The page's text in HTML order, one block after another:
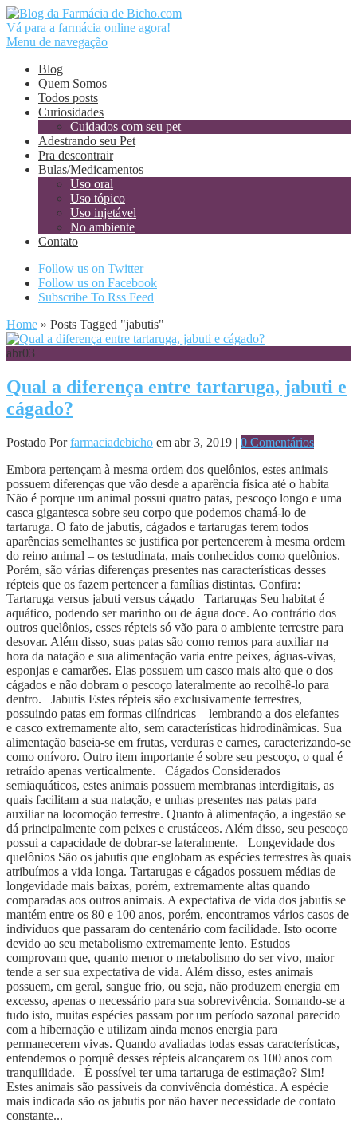
Vá para a farmácia online agora!
Menu de navegação
Blog
Quem Somos
Todos posts
Curiosidades
Cuidados com seu pet
Adestrando seu Pet
Pra descontrair
Bulas/Medicamentos
Uso oral
Uso tópico
Uso injetável
No ambiente
Contato
Follow us on Twitter
Follow us on Facebook
Subscribe To Rss Feed
Home » Posts Tagged "jabutis"
abr03
Qual a diferença entre tartaruga, jabuti e
cágado?
Postado Porfarmaciadebicho em abr 3, 2019 | 0 Comentários
Embora pertençam à mesma ordem dos quelônios, estes animais
possuem diferenças que vão desde a aparência física até o habita
Não é porque um animal possui quatro patas, pescoço longo e uma
casca gigantesca sobre seu corpo que podemos chamá-lo de
tartaruga. O fato de jabutis, cágados e tartarugas terem todos
aparências semelhantes se justifica por pertencerem à mesma ordem
do reino animal – os testudinata, mais conhecidos como quelônios.
Porém, são várias diferenças presentes nas características desses
répteis que os fazem pertencer a famílias distintas. Confira:
Tartaruga versus jabuti versus cágado Tartarugas Seu habitat é
aquático, podendo ser marinho ou de água doce. Ao contrário dos
outros quelônios, esses répteis só vão para o ambiente terrestre para
desovar. Além disso, suas patas são como remos para auxiliar na
hora da natação e sua alimentação varia entre peixes, águas-vivas,
esponjas e camarões. Elas possuem um casco mais alto que o dos
cágados e não dobram o pescoço lateralmente ao recolhê-lo para
dentro. Jabutis Estes répteis são exclusivamente terrestres,
possuindo patas em formas cilíndricas – lembrando a dos elefantes –
e casco extremamente alto, sem características hidrodinâmicas. Sua
alimentação baseia-se em frutas, verduras e carnes, caracterizando-se
como onívoro. Outro item importante é sobre seu pescoço, o qual é
retraído apenas verticalmente. Cágados Considerados
semiaquáticos, estes animais possuem membranas interdigitais, as
quais facilitam a sua natação, e unhas presentes nas patas para
auxiliar na locomoção terrestre. Quanto à alimentação, a ingestão se
dá principalmente com peixes e crustáceos. Além disso, seu pescoço
possui a capacidade de dobrar-se lateralmente. Longevidade dos
quelônios São os jabutis que englobam as espécies terrestres às quais
atribuímos a vida longa. Tartarugas e cágados possuem médias de
longevidade mais baixas, porém, extremamente altas quando
comparadas aos outros animais. A expectativa de vida dos jabutis se
mantém entre os 80 e 100 anos, porém, encontramos vários casos de
indivíduos que passaram do centenário com facilidade. Isto ocorre
devido ao seu metabolismo extremamente lento. Estudos
comprovam que, quanto menor o metabolismo do ser vivo, maior
tende a ser sua expectativa de vida. Além disso, estes animais
possuem, em geral, sangue frio, ou seja, não produzem energia em
excesso, apenas o necessário para sua sobrevivência. Somando-se a
tudo isto, muitas espécies passam por um período sazonal parecido
com a hibernação e utilizam ainda menos energia para
permanecerem vivas. Quando avaliadas todas essas características,
entendemos o porquê desses répteis alcançarem os 100 anos com
tranquilidade. É possível ter uma tartaruga de estimação? Sim!
Estes animais são passíveis da convivência doméstica. A espécie
mais indicada são os jabutis por não haver necessidade de contato
constante...